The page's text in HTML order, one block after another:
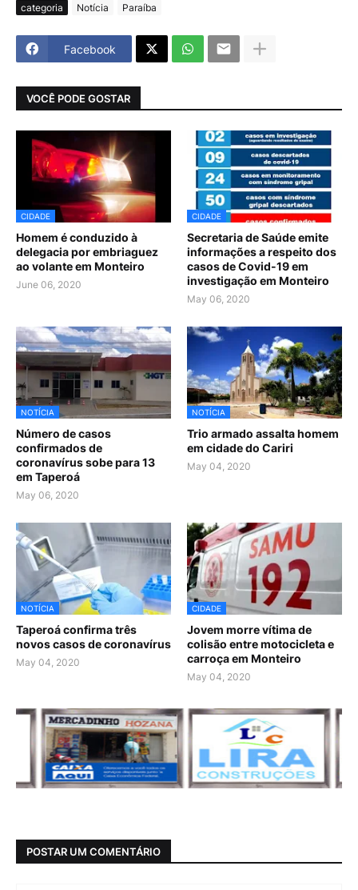
categoria Notícia Paraíba
Facebook
VOCÊ PODE GOSTAR
CIDADE
Homem é conduzido à
delegacia por embriaguez
ao volante em Monteiro
June 06, 2020
CIDADE
Secretaria de Saúde emite
informações a respeito dos
casos de Covid-19 em
investigação em Monteiro
May 06, 2020
NOTÍCIA
Número de casos
confirmados de
coronavírus sobe para 13
em Taperoá
May 06, 2020
NOTÍCIA
Trio armado assalta homem
em cidade do Cariri
May 04, 2020
NOTÍCIA
Taperoá confirma três
novos casos de coronavírus
May 04, 2020
CIDADE
Jovem morre vítima de
colisão entre motocicleta e
carroça em Monteiro
May 04, 2020
POSTAR UM COMENTÁRIO